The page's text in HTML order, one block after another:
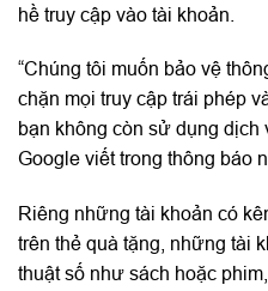
hề truy cập vào tài khoản.
“Chúng tôi muốn bảo vệ
chặn mọi truy cập trái phép
bạn không còn sử dụng dịch
Google viết trong thông báo
Riêng những tài khoản có
trên thẻ quà tặng, những tài
thuật số như sách hoặc